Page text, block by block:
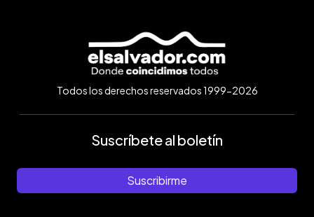
Todos los derechos reservados 1999-2026
Suscríbete al boletín
Suscribirme